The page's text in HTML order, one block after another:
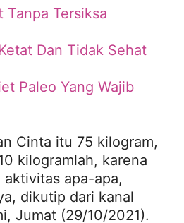
Tanpa Tersiksa
Dan Tidak Sehat
Paleo Yang Wajib
Cinta itu 75 kilogram,
kilogramlah, karena
apa-apa,
dikutip dari kanal
Jumat (29/10/2021).